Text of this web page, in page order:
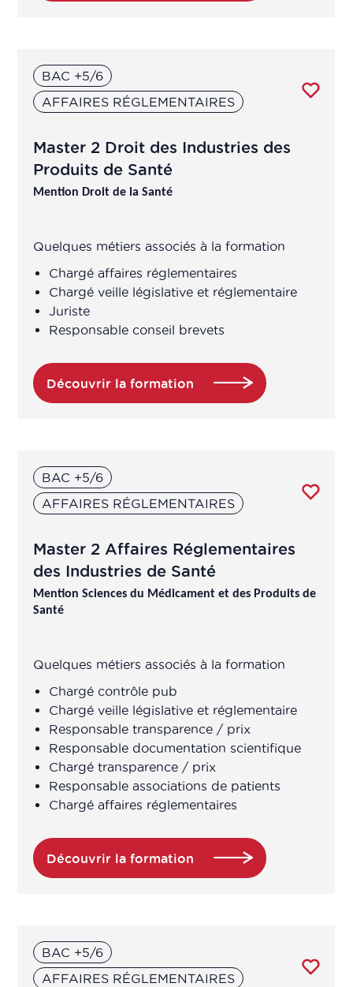
BAC +5/6
AFFAIRES RÉGLEMENTAIRES
Master 2 Droit des Industries des
Produits de Santé
Mention Droit de la Santé
Quelques métiers associés à la formation
Chargé affaires réglementaires
Chargé veille législative et réglementaire
Juriste
Responsable conseil brevets
Découvrir la formation
BAC +5/6
AFFAIRES RÉGLEMENTAIRES
Master 2 Affaires Réglementaires
des Industries de Santé
Mention Sciences du Médicament et des Produits de
Santé
Quelques métiers associés à la formation
Chargé contrôle pub
Chargé veille législative et réglementaire
​Responsable transparence / prix
​Responsable documentation scientifique
Chargé transparence / prix
​Responsable associations de patients
Chargé affaires réglementaires
Découvrir la formation
BAC +5/6
AFFAIRES RÉGLEMENTAIRES